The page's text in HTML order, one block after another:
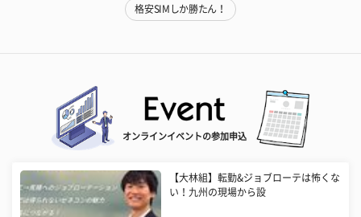
格安SIMしか勝たん！
オンラインイベントの参加申込
【大林組】転勤&ジョブローテは怖くな
い！九州の現場から設